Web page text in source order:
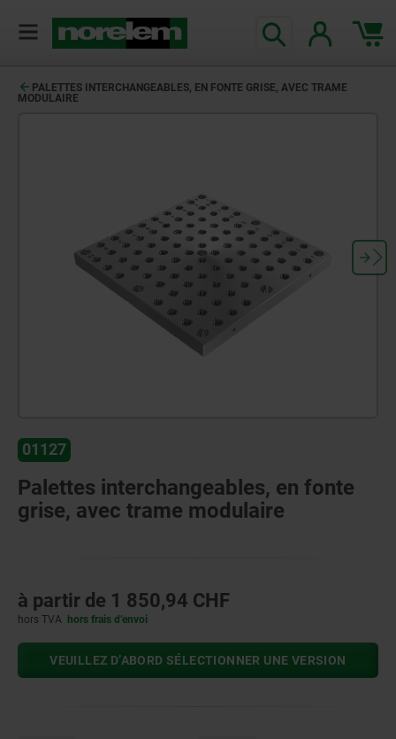
PALETTES INTERCHANGEABLES, EN FONTE GRISE, AVEC TRAME
MODULAIRE
01127
Palettes interchangeables, en fonte
grise, avec trame modulaire
à partir de 1 850,94 CHF
hors TVA hors frais d’envoi
VEUILLEZ D’ABORD SÉLECTIONNER UNE VERSION